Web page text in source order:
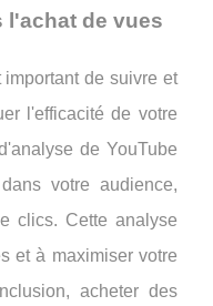
l'achat de vues
de suivre et
l'efficacité de votre
de YouTube
votre audience,
clics. Cette analyse
et à maximiser votre
acheter des